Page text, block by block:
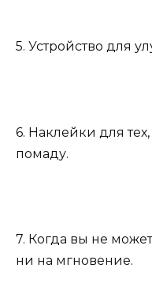
5. Устройство для
6. Наклейки для
помаду.
7. Когда вы не
ни на мгновение.